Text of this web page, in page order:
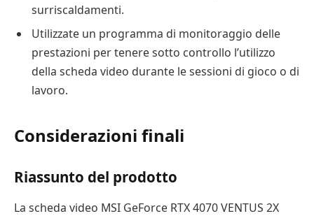
surriscaldamenti.
Utilizzate un programma di monitoraggio delle
prestazioni per tenere sotto controllo l’utilizzo
della scheda video durante le sessioni di gioco o di
lavoro.
Considerazioni finali
Riassunto del prodotto
La scheda video MSI GeForce RTX 4070 VENTUS 2X